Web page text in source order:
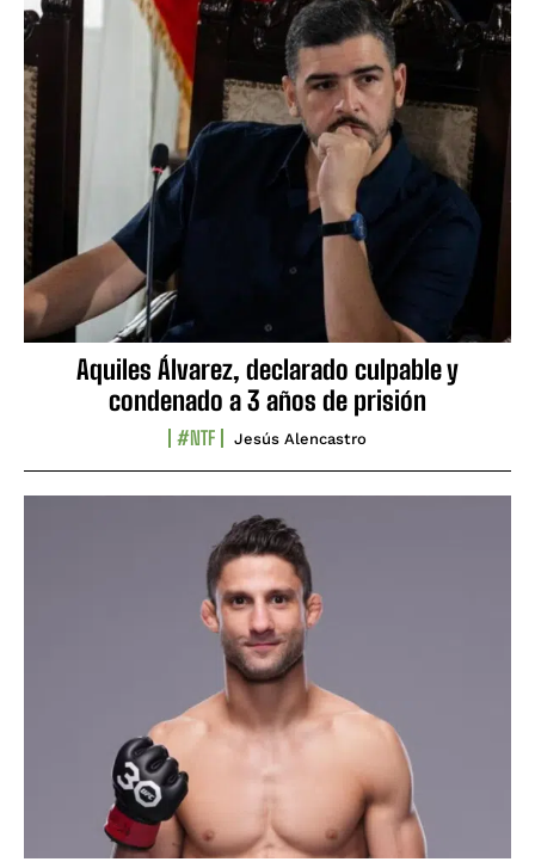
Aquiles Álvarez, declarado culpable y
condenado a 3 años de prisión
#NTF Jesús Alencastro